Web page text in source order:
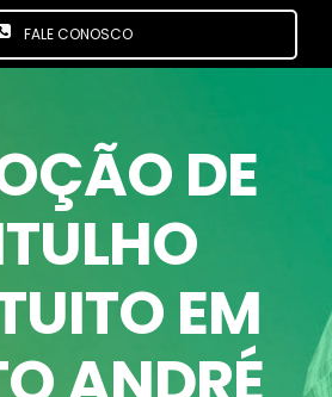
FALE CONOSCO
DE
EM